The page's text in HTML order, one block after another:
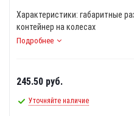
Характеристики: габаритные
контейнер на колесах
Подробнее
245.50 руб.
Уточняйте наличие